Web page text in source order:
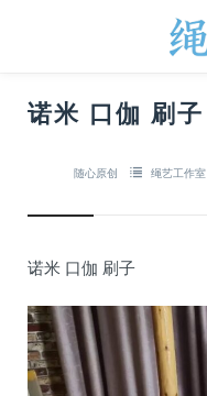
诺米 口伽 刷子
随心原创 绳艺工作室
诺米 口伽 刷子